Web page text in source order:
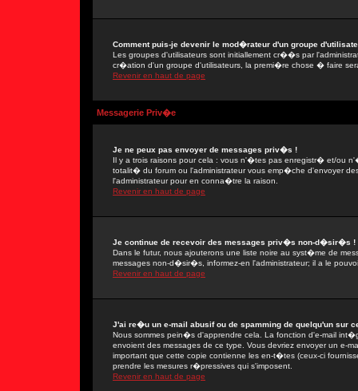
Comment puis-je devenir le mod�rateur d'un groupe
Les groupes d'utilisateurs sont initiallement cr��s par
cr�ation d'un groupe d'utilisateurs, la premi�re chose � faire
Revenir en haut de page
Messagerie Priv�e
Je ne peux pas envoyer de messages priv�s !
Il y a trois raisons pour cela : vous n'�tes pas enregistr� et/ou
totalit� du forum ou l'administrateur vous emp�che d'envoyer
l'administrateur pour en conna�tre la raison.
Revenir en haut de page
Je continue de recevoir des messages priv�s non-d�sir�s !
Dans le futur, nous ajouterons une liste noire au syst�me de
messages non-d�sir�s, informez-en l'administrateur; il a le
Revenir en haut de page
J'ai re�u un e-mail abusif ou de spamming de quelqu'un sur
Nous sommes pein�s d'apprendre cela. La fonction d'e-mail
envoient des messages de ce type. Vous devriez envoyer un e-
important que cette copie contienne les en-t�tes (ceux-ci
prendre les mesures r�pressives qui s'imposent.
Revenir en haut de page